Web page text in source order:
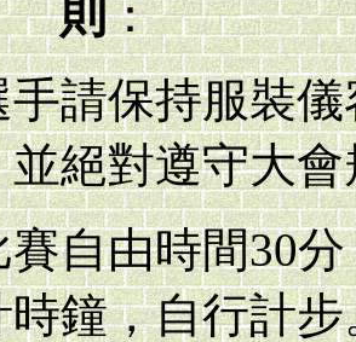
則：
手請保持服裝
並絕對遵守大
自由時間30
時鐘，自行計步